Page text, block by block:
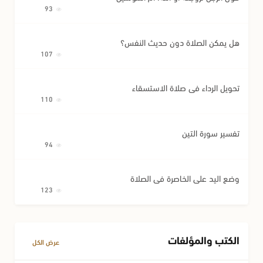
هل يمكن الصلاة دون حديث النفس؟
تحويل الرداء في صلاة الاستسقاء
تفسير سورة التين
وضع اليد على الخاصرة في الصلاة
الكتب والمؤلفات عرض الكل